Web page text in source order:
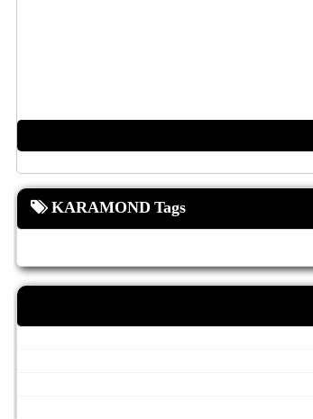
KARAMOND Tags